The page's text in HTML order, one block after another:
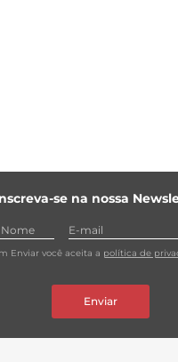
se na nossa
Enviar você aceita a política de
Enviar